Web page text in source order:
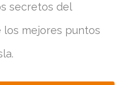
secretos del
los mejores puntos